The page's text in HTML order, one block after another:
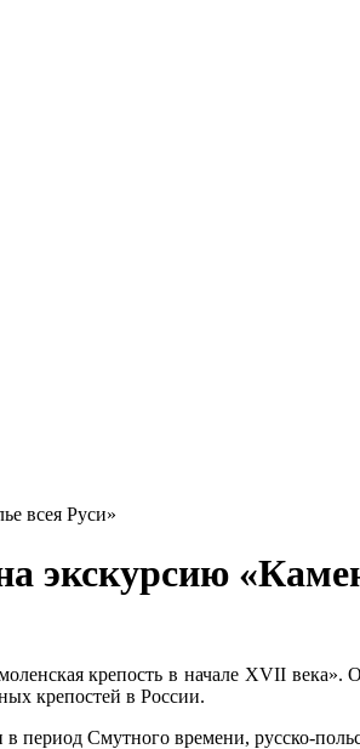
всея Руси»
экскурсию
крепость в начале XVII
крепостей в России.
период Смутного времени, русско-